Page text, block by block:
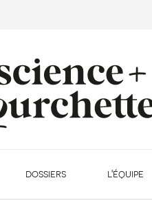
dossiers l'équipe